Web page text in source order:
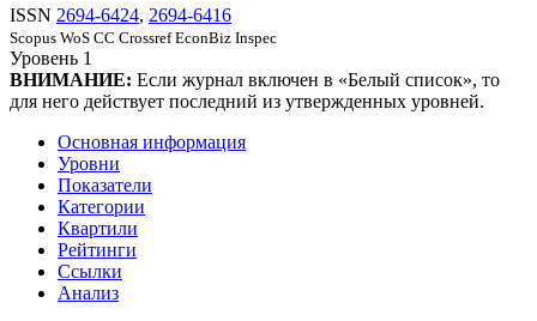
ISSN 2694-6424, 2694-6416
Scopus WoS CC Crossref EconBiz Inspec
Уровень 1
ВНИМАНИЕ: Если журнал включен в «Белый список», то
для него действует последний из утвержденных уровней.
Основная информация
Уровни
Показатели
Категории
Квартили
Рейтинги
Ссылки
Анализ